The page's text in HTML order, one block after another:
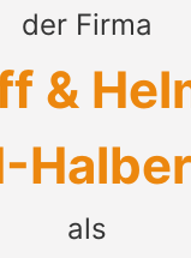
der Firma
&
als